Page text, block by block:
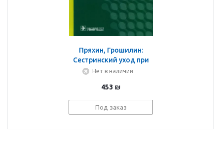
Пряхин, Грошилин:
Сестринский уход при
хирургических
Нет в наличии
453 ₪
Под заказ